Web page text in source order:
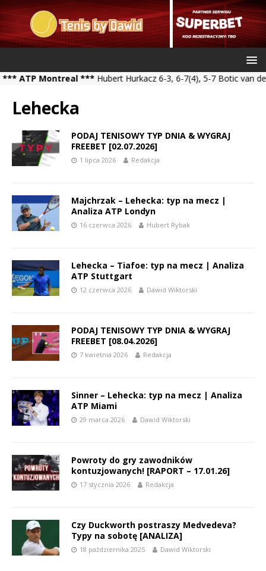
Montreal ***Hubert Hurkacz 6-3, 6-7(4), 5-7 Botic van de
Lehecka
PODAJ TENISOWY TYP DNIA & WYGRAJ
FREEBET [02.07.2026]
1 lipca 2026 Redakcja
Majchrzak – Lehecka: typ na mecz |
Analiza ATP Londyn
16 czerwca 2026 Hubert Rybak
Lehecka – Tiafoe: typ na mecz | Analiza
ATP Stuttgart
12 czerwca 2026 Dawid Wiktorski
PODAJ TENISOWY TYP DNIA & WYGRAJ
FREEBET [08.04.2026]
7 kwietnia 2026 Redakcja
Sinner – Lehecka: typ na mecz | Analiza
ATP Miami
29 marca 2026 Dawid Wiktorski
Powroty do gry zawodników
kontuzjowanych! [RAPORT – 17.01.26]
17 stycznia 2026 Redakcja
Czy Duckworth postraszy Medvedeva?
Typy na sobotę [ANALIZA]
18 października 2025 Dawid Wiktorski